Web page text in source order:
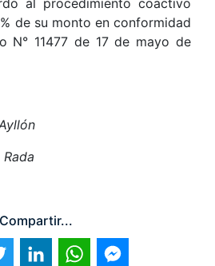
al procedimiento coactivo
de su monto en conformidad
N° 11477 de 17 de mayo de
Compartir...
Twitter LinkedIn WhatsApp